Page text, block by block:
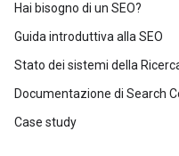
Hai bisogno di un SEO?
Guida introduttiva alla SEO
Stato dei sistemi della
Documentazione di Search
Case study